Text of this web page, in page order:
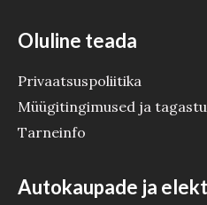
Oluline teada
Privaatsuspoliitika
Müügitingimused ja
Tarneinfo
Autokaupade ja